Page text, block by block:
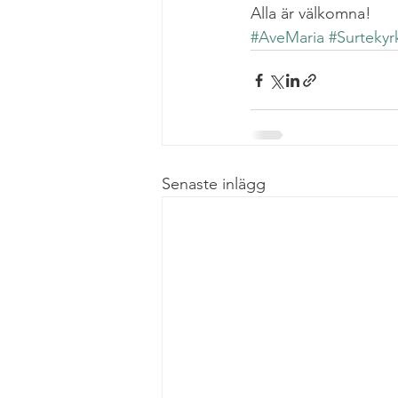
Alla är välkomna!
#AveMaria
Senaste inlägg